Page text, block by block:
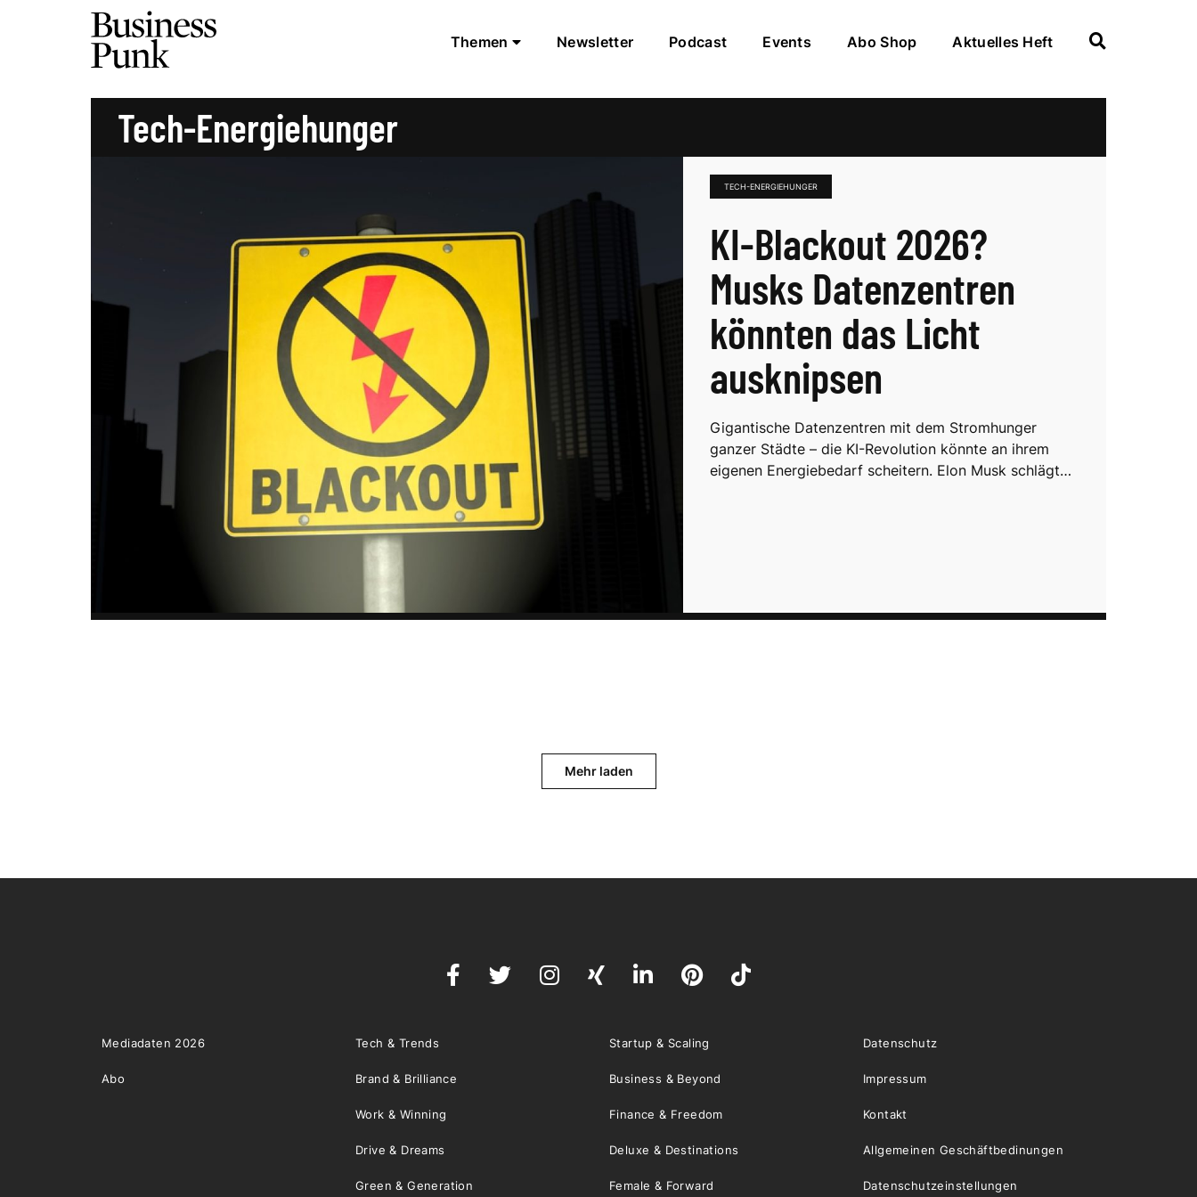
Themen Newsletter Podcast Events Abo Shop Aktuelles Heft
Tech-Energiehunger
TECH-ENERGIEHUNGER
KI-Blackout 2026?
Musks Datenzentren
könnten das Licht
ausknipsen
Gigantische Datenzentren mit dem Stromhunger
ganzer Städte – die KI-Revolution könnte an ihrem
eigenen Energiebedarf scheitern. Elon Musk schlägt…
Mehr laden
Mediadaten 2026
Abo
Tech & Trends Startup & Scaling
Brand & Brilliance Business & Beyond
Work & Winning Finance & Freedom
Drive & Dreams Deluxe & Destinations
Green & Generation Female & Forward
Datenschutz
Impressum
Kontakt
Allgemeinen Geschäftbedinungen
Datenschutzeinstellungen